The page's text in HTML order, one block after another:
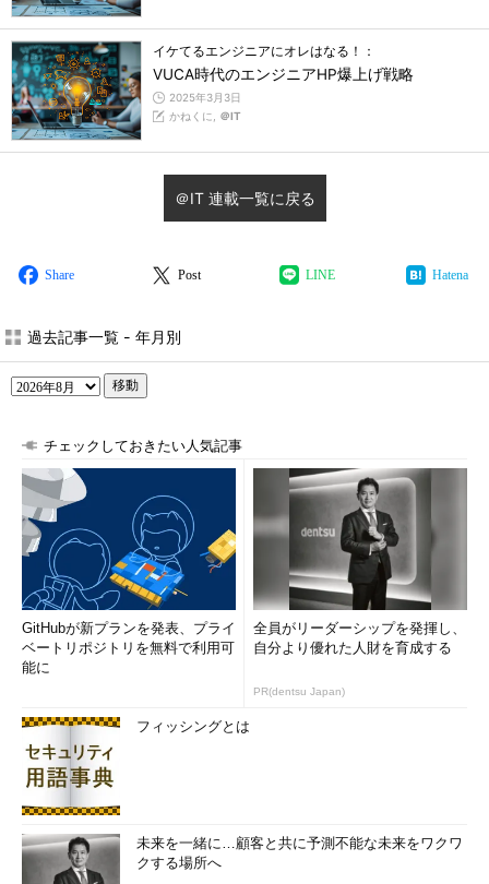
イケてるエンジニアにオレはなる！：
VUCA時代のエンジニアHP爆上げ戦略
2025年3月3日
かねくに, ＠IT
＠IT 連載一覧に戻る
Share Post LINE Hatena
過去記事一覧 - 年月別
移動
チェックしておきたい人気記事
GitHubが新プランを発表、プライ
ベートリポジトリを無料で利用可
能に
全員がリーダーシップを発揮し、
自分より優れた人財を育成する
PR(dentsu Japan)
フィッシングとは
未来を一緒に…顧客と共に予測不能な未来をワクワ
クする場所へ